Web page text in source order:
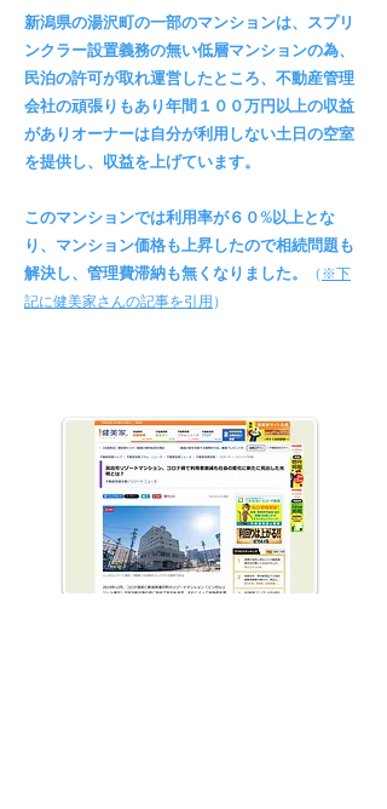
新潟県の湯沢町の一部のマンションは、スプリ
ンクラー設置義務の無い低層マンションの為、
民泊の許可が取れ運営したところ、不動産管理
会社の頑張りもあり年間１００万円以上の収益
がありオーナーは自分が利用しない土日の空室
を提供し、収益を上げています。
このマンションでは利用率が６０%以上とな
り、マンション価格も上昇したので相続問題も
解決し、管理費滞納も無くなりました。
（ ※下
記に健美家さんの記事を引用 ）